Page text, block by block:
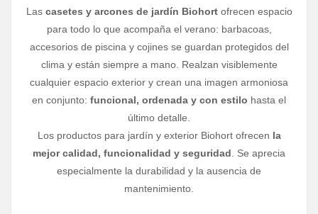
Las casetes y arcones de jardín Biohortofrecen espacio
para todo lo que acompaña el verano: barbacoas,
accesorios de piscina y cojines se guardan protegidos del
clima y están siempre a mano. Realzan visiblemente
cualquier espacio exterior y crean una imagen armoniosa
en conjunto: funcional, ordenada y con estilo hasta el
último detalle.
Los productos para jardín y exterior Biohort ofrecen la
mejor calidad, funcionalidad y seguridad . Se aprecia
especialmente la durabilidad y la ausencia de
mantenimiento.